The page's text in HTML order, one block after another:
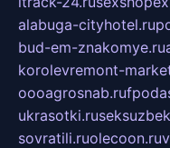
alabuga-cityhotel.ru
bud-em-znakomye.ru
korolevremont-
oooagrosnab.ru
ukrasotki.ru
sovratili.ruolecoon.ru